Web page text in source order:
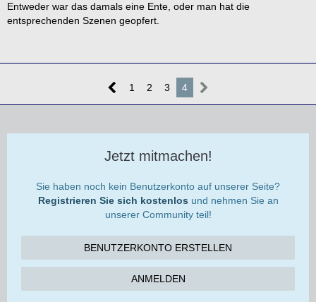
Entweder war das damals eine Ente, oder man hat die
entsprechenden Szenen geopfert.
1 2 3 4
Jetzt mitmachen!
Sie haben noch kein Benutzerkonto auf unserer Seite?
Registrieren Sie sich kostenlos und nehmen Sie an
unserer Community teil!
BENUTZERKONTO ERSTELLEN
ANMELDEN